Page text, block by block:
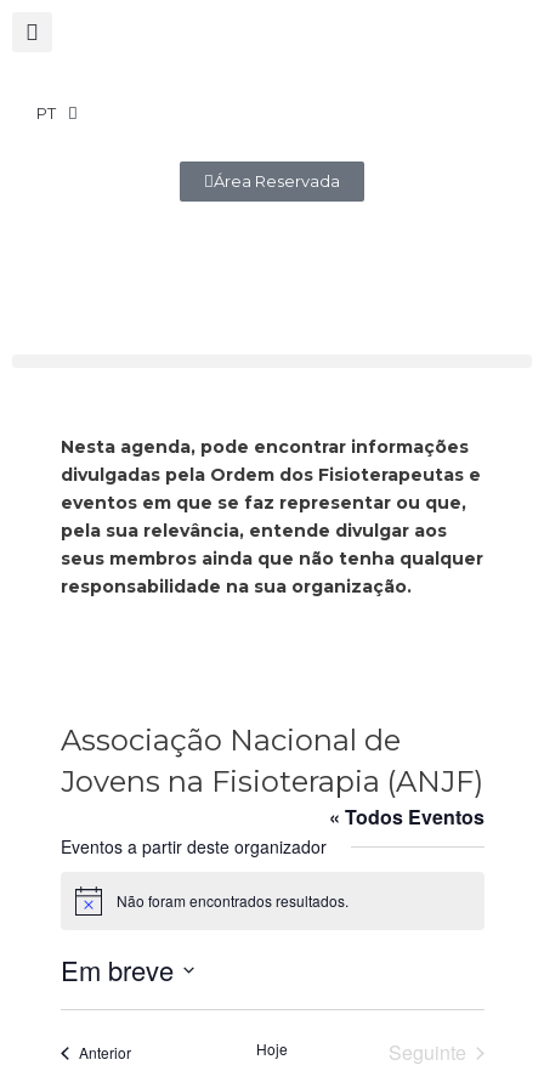
PT
Área Reservada
Nesta agenda, pode encontrar informações
divulgadas pela Ordem dos Fisioterapeutas e
eventos em que se faz representar ou que,
pela sua relevância, entende divulgar aos
seus membros ainda que não tenha qualquer
responsabilidade na sua organização.
Associação Nacional de
Jovens na Fisioterapia (ANJF)
« Todos Eventos
Eventos a partir deste organizador
s
o
Não foram encontrados resultados.
Em breve
S
l
AnteriorEventos Hoje
Seguinte